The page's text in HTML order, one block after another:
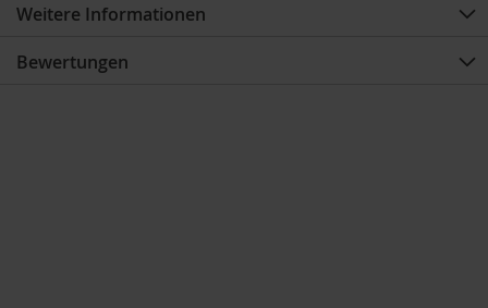
Weitere Informationen
Bewertungen